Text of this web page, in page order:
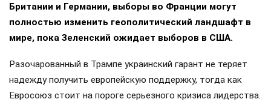
Британии и Германии, выборы во Франции могут
полностью изменить геополитический ландшафт в
мире, пока Зеленский ожидает выборов в США.
Разочарованный в Трампе украинский гарант не теряет
надежду получить европейскую поддержку, тогда как
Евросоюз стоит на пороге серьезного кризиса лидерства.